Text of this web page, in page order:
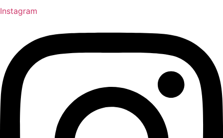
Instagram